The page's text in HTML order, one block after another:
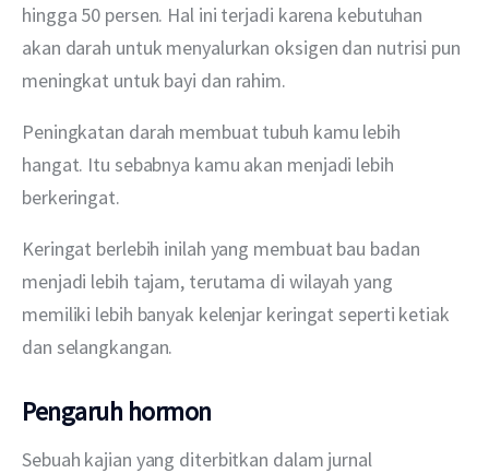
hingga 50 persen. Hal ini terjadi karena kebutuhan
akan darah untuk menyalurkan oksigen dan nutrisi pun
meningkat untuk bayi dan rahim.
Peningkatan darah membuat tubuh kamu lebih
hangat. Itu sebabnya kamu akan menjadi lebih
berkeringat.
Keringat berlebih inilah yang membuat bau badan
menjadi lebih tajam, terutama di wilayah yang
memiliki lebih banyak kelenjar keringat seperti ketiak
dan selangkangan.
Pengaruh hormon
Sebuah kajian yang diterbitkan dalam jurnal